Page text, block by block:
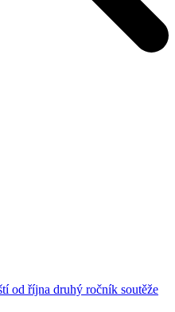
od října druhý ročník soutěže